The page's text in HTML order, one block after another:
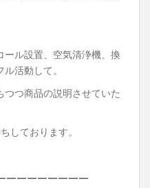
ル設置、空気清浄機、換
活動して。
つ商品の説明させていた
しております。